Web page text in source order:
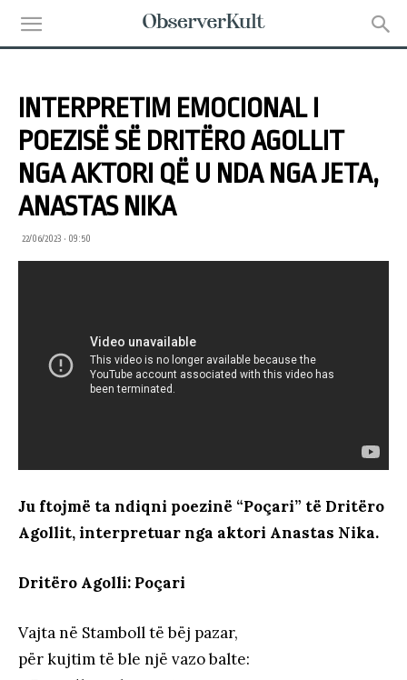
INTERPRETIM EMOCIONAL I
POEZISË SË DRITËRO AGOLLIT
NGA AKTORI QË U NDA NGA JETA,
ANASTAS NIKA
22/06/2023 • 09:50
Ju ftojmë ta ndiqni poezinë “Poçari” të Dritëro
Agollit, interpretuar nga aktori Anastas Nika.
Dritëro Agolli: Poçari
Vajta në Stamboll të bëj pazar,
për kujtim të ble një vazo balte: